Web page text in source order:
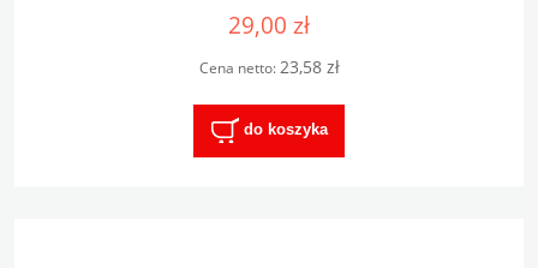
29,00 zł
Cena netto:23,58 zł
do koszyka